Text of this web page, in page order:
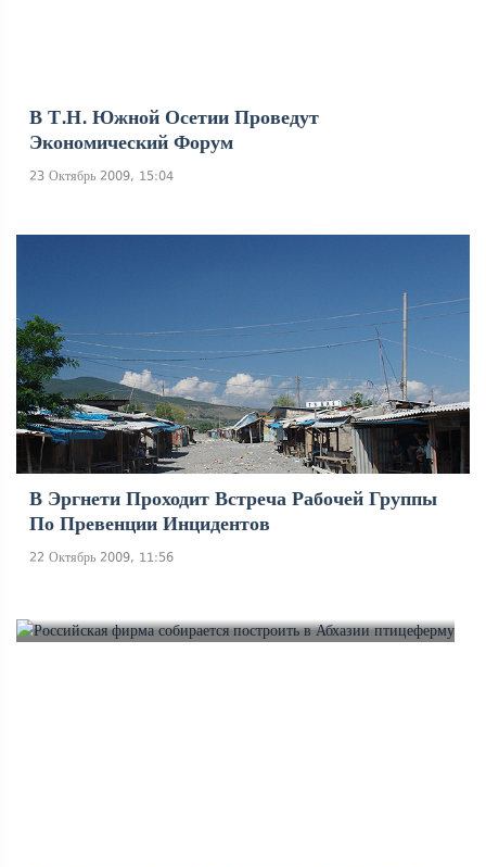
В Т.н. Южной Осетии Проведут
Экономический Форум
23 Октябрь 2009, 15:04
В Эргнети Проходит Встреча Рабочей Группы
По Превенции Инцидентов
22 Октябрь 2009, 11:56